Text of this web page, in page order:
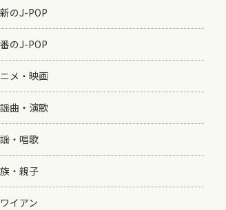
のJ-POP
のJ-POP
メ・映画
曲・演歌
・唱歌
・親子
イアン